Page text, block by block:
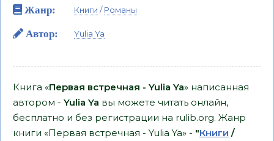
Жанр:
Книги /Романы
Автор: Yulia Ya
Книга «Первая встречная - Yulia Ya» написанная
автором - Yulia Ya вы можете читать онлайн,
бесплатно и без регистрации на rulib.org. Жанр
книги «Первая встречная - Yulia Ya» - "Книги /